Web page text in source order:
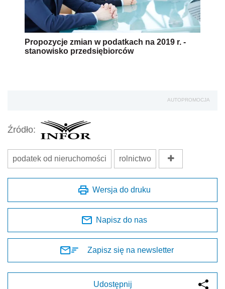
Propozycje zmian w podatkach na 2019 r. -
stanowisko przedsiębiorców
AUTOPROMOCJA
Źródło:
podatek od nieruchomości rolnictwo
Wersja do druku
Napisz do nas
Zapisz się na newsletter
Udostępnij